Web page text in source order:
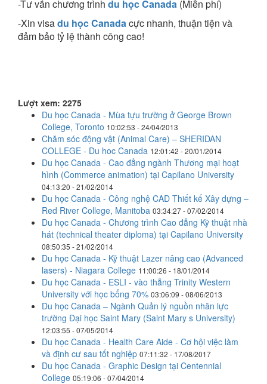
-Tư vấn chương trình du học Canada (Miễn phí)
-Xin visadu học Canadacực nhanh, thuận tiện và
đảm bảo tỷ lệ thành công cao!
Lượt xem: 2275
Du học Canada - Mùa tựu trường ở George Brown
College, Toronto 10:02:53 - 24/04/2013
Chăm sóc động vật (Animal Care) – SHERIDAN
COLLEGE - Du hoc Canada 12:01:42 - 20/01/2014
Du học Canada - Cao đẳng ngành Thương mại hoạt
hình (Commerce animation) tại Capilano University
04:13:20 - 21/02/2014
Du học Canada - Công nghệ CAD Thiết kế Xây dựng –
Red River College, Manitoba 03:34:27 - 07/02/2014
Du học Canada - Chương trình Cao đẳng Kỹ thuật nhà
hát (technical theater diploma) tại Capilano University
08:50:35 - 21/02/2014
Du học Canada - Kỹ thuật Lazer nâng cao (Advanced
lasers) - Niagara College 11:00:26 - 18/01/2014
Du học Canada - ESLI - vào thẳng Trinity Western
University với học bổng 70% 03:06:09 - 08/06/2013
Du học Canada – Ngành Quản lý nguồn nhân lực
trường Đại học Saint Mary (Saint Mary s University)
12:03:55 - 07/05/2014
Du học Canada - Health Care Aide - Cơ hội việc làm
và định cư sau tốt nghiệp 07:11:32 - 17/08/2017
Du học Canada - Graphic Design tại Centennial
College 05:19:06 - 07/04/2014